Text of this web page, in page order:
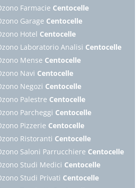
Farmacie Centocelle
Garage Centocelle
Hotel Centocelle
Laboratorio Analisi Centocelle
Mense Centocelle
Navi Centocelle
Negozi Centocelle
Palestre Centocelle
Parcheggi Centocelle
Pizzerie Centocelle
Ristoranti Centocelle
Saloni Parrucchiere Centocelle
Studi Medici Centocelle
Studi Privati Centocelle